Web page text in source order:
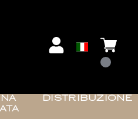
DISTRIBUZIONE